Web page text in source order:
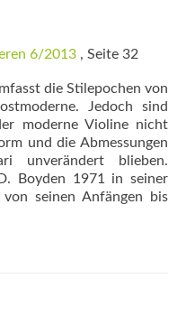
6/2013 , Seite 32
die Stilepochen von
Jedoch sind
moderne Violine nicht
und die Abmessungen
unverändert blieben.
Boyden 1971 in seiner
seinen Anfängen bis